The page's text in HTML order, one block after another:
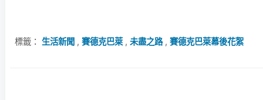
標籤： 生活新聞 , 賽德克巴萊, 未盡之路, 賽德克巴萊幕後花絮